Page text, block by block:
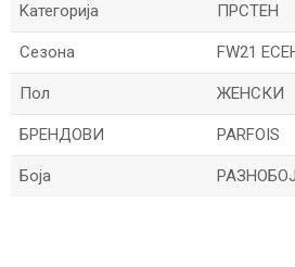
Kатегорија
ПРСТЕН
Сезона FW21
Пол ЖЕНСКИ
БРЕНДОВИ PARFOIS
Боја